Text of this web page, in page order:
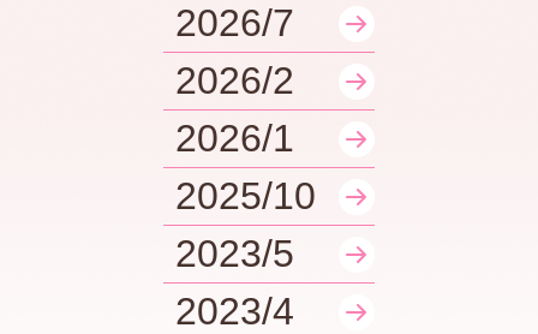
2026/7
2026/2
2026/1
2025/10
2023/5
2023/4